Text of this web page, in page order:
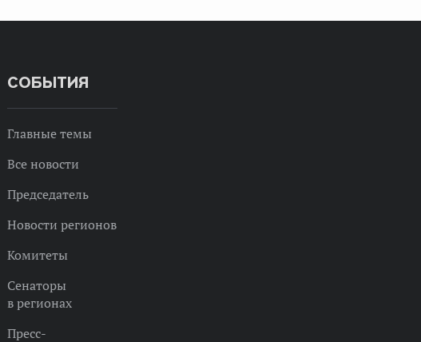
СОБЫТИЯ
Главные темы
Все новости
Председатель
Новости регионов
Комитеты
Сенаторы
в регионах
Пресс-